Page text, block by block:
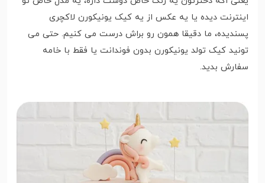
اینترنت دیده یا یه عکس از یه کیک یونیکورن لاکچری
پسندیده، ما دقیقا همون رو براش درست می کنیم. حتی می
تونید کیک تولد یونیکورن بدون فوندانت یا فقط با خامه
سفارش بدید.